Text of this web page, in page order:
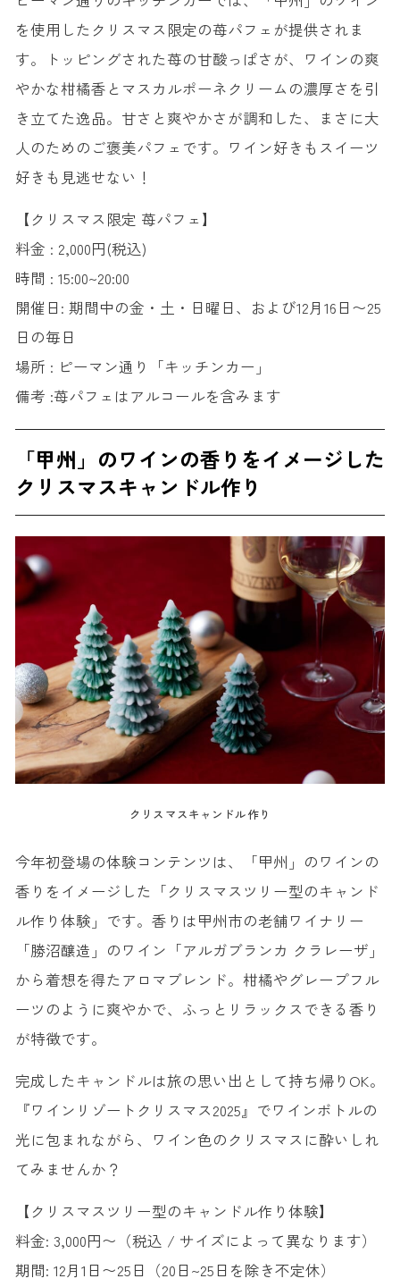
を使用したクリスマス限定の苺パフェが提供されま
す。トッピングされた苺の甘酸っぱさが、ワインの爽
やかな柑橘香とマスカルポーネクリームの濃厚さを引
き立てた逸品。甘さと爽やかさが調和した、まさに大
人のためのご褒美パフェです。ワイン好きもスイーツ
好きも見逃せない！
【クリスマス限定 苺パフェ】
料金 : 2,000円(税込)
時間 : 15:00~20:00
開催日: 期間中の金・土・日曜日、および12月16日〜25
日の毎日
場所 : ピーマン通り「キッチンカー」
備考 :苺パフェはアルコールを含みます
「甲州」のワインの香りをイメージした
クリスマスキャンドル作り
クリスマスキャンドル作り
今年初登場の体験コンテンツは、「甲州」のワインの
香りをイメージした「クリスマスツリー型のキャンド
ル作り体験」です。香りは甲州市の老舗ワイナリー
「勝沼醸造」のワイン「アルガブランカ クラレーザ」
から着想を得たアロマブレンド。柑橘やグレープフル
ーツのように爽やかで、ふっとリラックスできる香り
が特徴です。
完成したキャンドルは旅の思い出として持ち帰りOK。
『ワインリゾートクリスマス2025』でワインボトルの
光に包まれながら、ワイン色のクリスマスに酔いしれ
てみませんか？
【クリスマスツリー型のキャンドル作り体験】
料金: 3,000円〜（税込 / サイズによって異なります）
期間: 12月1日〜25日（20日~25日を除き不定休）